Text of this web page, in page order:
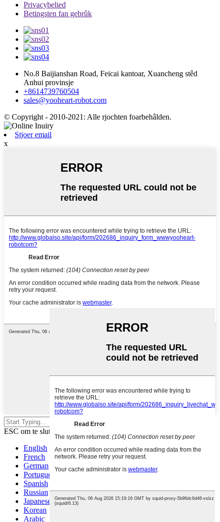
Privacybelied
Betingsten fan gebrûk
No.8 Baijianshan Road, Feicai kantoar, Xuancheng stêd
Anhui provinsje
+8614739760504
sales@yooheart-robot.com
© Copyright - 2010-2021: Alle rjochten foarbehâlden.
Stjoer email
x
ESC om te sluten
English
French
German
Portuguese
Spanish
Russian
Japanese
Korean
Arabic